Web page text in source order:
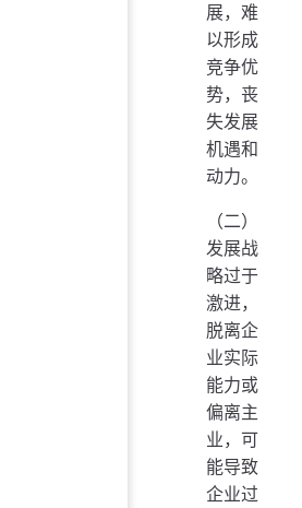
展，难
以形成
竞争优
势，丧
失发展
机遇和
动力。
（二）
发展战
略过于
激进，
脱离企
业实际
能力或
偏离主
业，可
能导致
企业过